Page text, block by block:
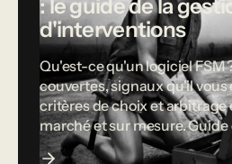
: le guide de la
d'interventions
Qu'est-ce qu'un logiciel FSM
couvertes, signaux qu'il vous
critères de choix et
marché et sur mesure.